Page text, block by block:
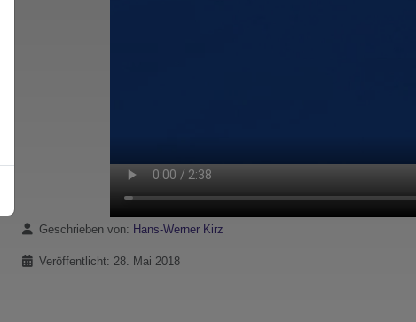
DetailsGeschrieben von: Hans-Werner Kirz
Veröffentlicht: 28. Mai 2018